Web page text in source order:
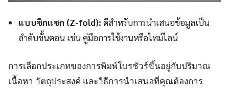
แบบซิกแซก (Z-fold): ดีสำหรับการนำเสนอข้อมูลเป็น
ลำดับขั้นตอน เช่น คู่มือการใช้งานหรือไทม์ไลน์
การเลือกประเภทของการพิมพ์โบรชัวร์ขึ้นอยู่กับปริมาณ
เนื้อหา วัตถุประสงค์ และวิธีการนำเสนอที่คุณต้องการ